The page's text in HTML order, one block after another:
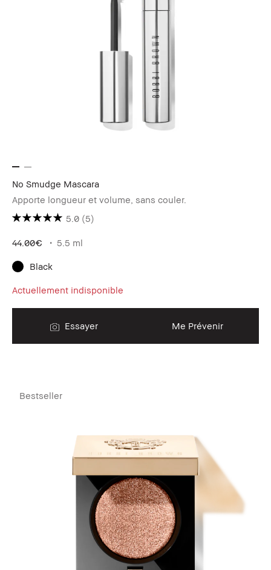
No Smudge Mascara
Apporte longueur et volume, sans couler.
5.0 (5)
44.00€ 5.5 ml
Black
Actuellement indisponible
Essayer Me Prévenir
Bestseller